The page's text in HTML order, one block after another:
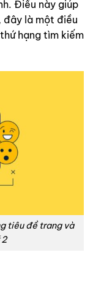
Điều này giúp
đây là một điều
hạng tìm kiếm
tiêu đề trang và